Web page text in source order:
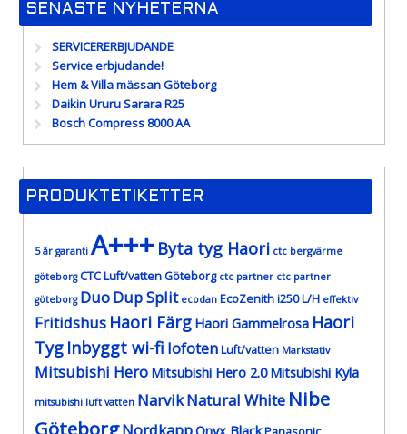
SENASTE NYHETERNA
SERVICERERBJUDANDE
Service erbjudande!
Hem & Villa mässan Göteborg
Daikin Ururu Sarara R25
Bosch Compress 8000 AA
PRODUKTETIKETTER
5 år garanti A+++ Byta tyg Haori ctc bergvärme
göteborg CTC Luft/vatten Göteborg ctc partner ctc partner
göteborg DuoDup Split ecodan EcoZenith i250 L/H effektiv
Fritidshus Haori Färg Haori Gammelrosa Haori
Tyg Inbyggt wi-fi lofotenLuft/vatten Markstativ
Mitsubishi Hero Mitsubishi Hero 2.0 Mitsubishi Kyla
mitsubishi luft vatten NarvikNatural White Nibe
GöteborgNordkapp